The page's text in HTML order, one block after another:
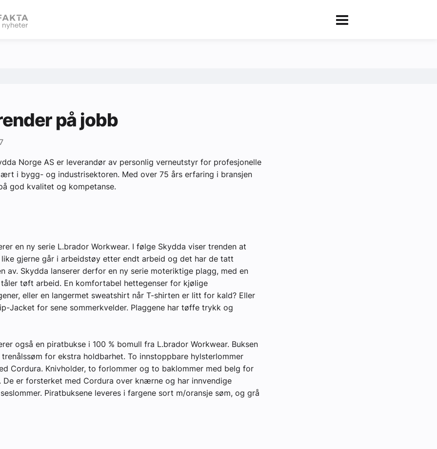
eBlad
på jobb
Norge AS er leverandør av personlig verneutstyr for profesjonelle
i bygg- og industrisektoren. Med over 75 års erfaring i bransjen
god kvalitet og kompetanse.
en ny serie L.brador Workwear. I følge Skydda viser trenden at
like gjerne går i arbeidstøy etter endt arbeid og det har de tatt
av. Skydda lanserer derfor en ny serie moteriktige plagg, med en
tøft arbeid. En komfortabel hettegenser for kjølige
eller en langermet sweatshirt når T-shirten er litt for kald? Eller
Jacket for sene sommerkvelder. Plaggene har tøffe trykk og
også en piratbukse i 100 % bomull fra L.brador Workwear. Buksen
for ekstra holdbarhet. To innstoppbare hylsterlommer
Cordura. Knivholder, to forlommer og to baklommer med belg for
De er forsterket med Cordura over knærne og har innvendige
Piratbuksene leveres i fargene sort m/oransje søm, og grå